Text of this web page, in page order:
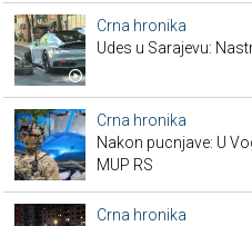
Crna hronika
Udes u Sarajevu:
Crna hronika
Nakon pucnjave: U
MUP RS
Crna hronika